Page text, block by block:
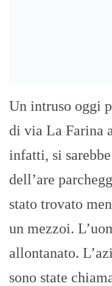
Un intruso oggi
di via La Farina
infatti, si
dell’are
stato trovato
un mezzoi.
allontanato.
sono state